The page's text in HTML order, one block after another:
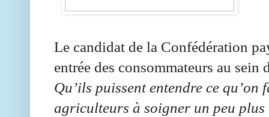
Le candidat de la Confédération
entrée des consommateurs au
Qu’ils puissent entendre ce
agriculteurs à soigner un peu